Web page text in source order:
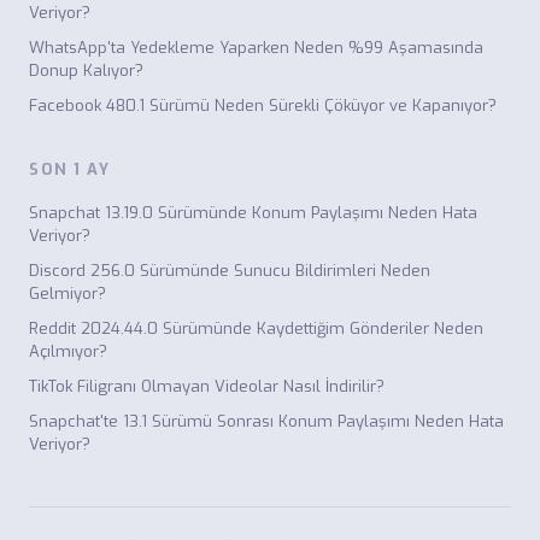
Veriyor?
WhatsApp'ta Yedekleme Yaparken Neden %99 Aşamasında
Donup Kalıyor?
Facebook 480.1 Sürümü Neden Sürekli Çöküyor ve Kapanıyor?
SON 1 AY
Snapchat 13.19.0 Sürümünde Konum Paylaşımı Neden Hata
Veriyor?
Discord 256.0 Sürümünde Sunucu Bildirimleri Neden
Gelmiyor?
Reddit 2024.44.0 Sürümünde Kaydettiğim Gönderiler Neden
Açılmıyor?
TikTok Filigranı Olmayan Videolar Nasıl İndirilir?
Snapchat'te 13.1 Sürümü Sonrası Konum Paylaşımı Neden Hata
Veriyor?